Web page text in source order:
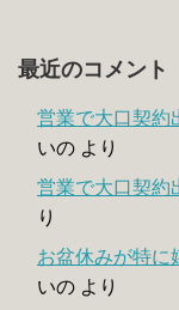
最近のコメント
営業で大口契約
いの より
営業で大口契約
り
お盆休みが特
いの より